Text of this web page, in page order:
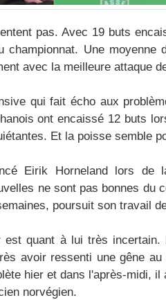
pas. Avec 19 buts
championnat. Une
avec la meilleure attaque
qui fait écho aux
ont encaissé 12 buts
Et la poisse semble
Eirik Horneland lors
ne sont pas bonnes du
poursuit son travail
est quant à lui très
avoir ressenti une gêne
hier et dans l'après-midi,
norvégien.